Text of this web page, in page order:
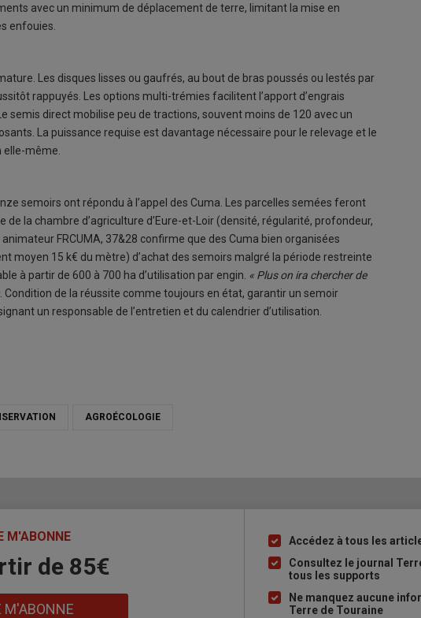
avec un minimum de déplacement de terre, limitant la mise en
enfouies.
Les disques lisses ou gaufrés, au bout de bras poussés ou lestés par
rappuyés. Les options multi-trémies facilitent l’apport d’engrais
semis direct mobilise peu de tractions, souvent moins de 120 avec un
La puissance requise est davantage nécessaire pour le relevage et le
elle-même.
semoirs ont répondu à l’appel des Cuma. Les parcelles semées feront
de la chambre d’agriculture d’Eure-et-Loir (densité, régularité, profondeur,
FRCUMA, 37&28 confirme que des Cuma bien organisées
moyen 15 k€ du mètre) d’achat des semoirs malgré la période restreinte
à partir de 600 à 700 ha d’utilisation par engin. « Plus on ira chercher de
Condition de la réussite comme toujours en état, garantir un semoir
un responsable de l’entretien et du calendrier d’utilisation.
AGROÉCOLOGIE
M'ABONNE
de 85€
M'ABONNE
Liste
à
puce
Accédez à tous les
Consultez le journal
tous les supports
Ne manquez aucune
Terre de Touraine